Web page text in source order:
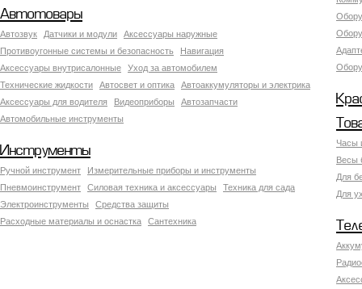
Автотовары
Автозвук Датчики и модули
Аксессуары наружные
Противоугонные системы и безопасность
Навигация
Аксесcуары внутрисалонные
Уход за автомобилем
Технические жидкости
Автосвет и оптика
Автоаккумуляторы и электрика
Аксессуары для водителя
Видеоприборы
Автозапчасти
Автомобильные инструменты
Часы
Весы
Для
Для
Инструменты
Ручной инструмент
Измерительные приборы и инструменты
Пневмоинструмент
Силовая техника и аксессуары
Техника для сада
Электроинструменты
Средства защиты
Расходные материалы и оснастка
Сантехника